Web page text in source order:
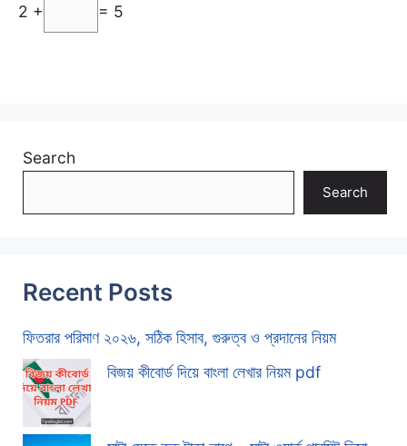
2 +
= 5
Search
Search
Recent Posts
ফিতরার পরিমাণ ২০২৬, সঠিক হিসাব, গুরুত্ব ও প্রদানের নিয়ম
বিজয় কীবোর্ড দিয়ে বাংলা লেখার নিয়ম pdf